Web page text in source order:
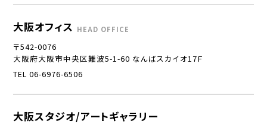
大阪オフィス HEAD OFFICE
〒542-0076
大阪府大阪市中央区難波5-1-60 なんばスカイオ17Ｆ
TEL 06-6976-6506
大阪スタジオ/アートギャラリー